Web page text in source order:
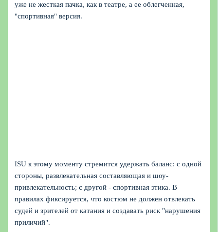
уже не жесткая пачка, как в театре, а ее облегченная,
"спортивная" версия.
ISU к этому моменту стремится удержать баланс: с одной
стороны, развлекательная составляющая и шоу-
привлекательность; с другой - спортивная этика. В
правилах фиксируется, что костюм не должен отвлекать
судей и зрителей от катания и создавать риск "нарушения
приличий".